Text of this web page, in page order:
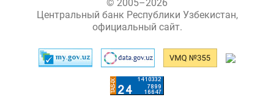
© 2005–2026
Центральный банк Республики Узбекистан,
официальный сайт.